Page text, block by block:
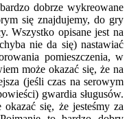
dobrze wykreowane
się znajdujemy, do gry
Wszystko opisane jest na
nie da się) nastawiać
pomieszczenia, w
może okazać się, że na
(jeśli czas na serowym
gwardia sługusów.
się, że jesteśmy za